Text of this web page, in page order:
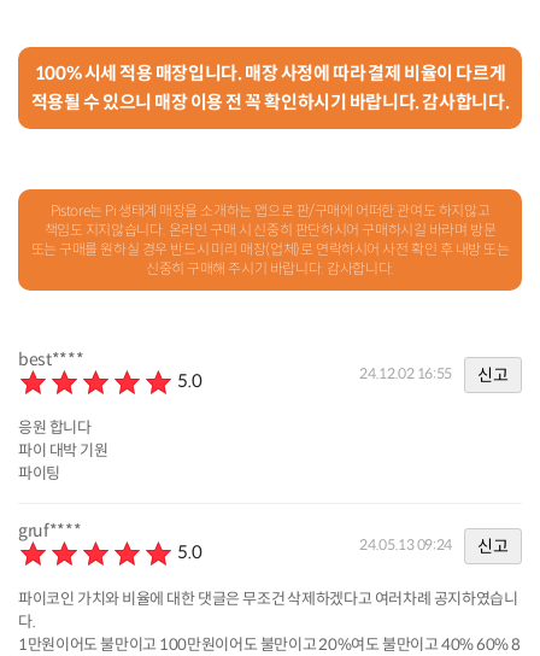
100% 시세 적용 매장입니다. 매장 사정에 따라 결제 비율이 다르게
적용될 수 있으니 매장 이용 전 꼭 확인하시기 바랍니다. 감사합니다.
Pistore는 Pi 생태계 매장을 소개하는 앱으로 판/구매에 어떠한 관여도 하지않고
책임도 지지않습니다. 온라인 구매 시 신중히 판단하시어 구매하시길 바라며 방문
또는 구매를 원하실 경우 반드시 미리 매장(업체)로 연락하시어 사전 확인 후 내방 또는
신중히 구매해 주시기 바랍니다. 감사합니다.
best****
5.0
24.12.02 16:55 신고
응원 합니다
파이 대박 기원
파이팅
gruf****
5.0
24.05.13 09:24 신고
파이코인 가치와 비율에 대한 댓글은 무조건 삭제하겠다고 여러차례 공지하였습니
다.
1만원이어도 불만이고 100만원이어도 불만이고 20%여도 불만이고 40% 60% 8